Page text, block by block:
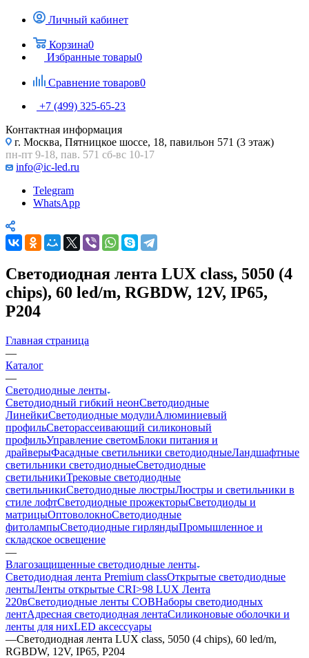
Личный кабинет
Корзина0
Избранные товары0
Сравнение товаров0
+7 (499) 325-65-23
Контактная информация
г. Москва, Пятницкое шоссе, 18, павильон 571 (3 этаж)
пн-пт 9-18, пав. 571 сб-вс 10-17
info@ic-led.ru
Telegram
WhatsApp
Светодиодная лента LUX class, 5050 (4
chips), 60 led/m, RGBDW, 12V, IP65,
P204
Главная страница
—
Каталог
—
Светодиодные ленты
Светодиодный гибкий неонСветодиодные
ЛинейкиСветодиодные модулиАлюминиевый
профильСветорассеивающий силиконовый
профильУправление светомБлоки питания и
драйверыФасадные светильники светодиодныеЛандшафтные
светильники светодиодныеСветодиодные
светильникиТрековые светодиодные
светильникиСветодиодные люстрыЛюстры и светильники в
стиле лофтСветодиодные прожекторыСветодиоды и
матрицыОптоволокноСветодиодные
фитолампыСветодиодные гирляндыПромышленное и
складское освещение
—
Влагозащищенные светодиодные ленты
Светодиодная лента Premium classОткрытые светодиодные
лентыЛенты открытые CRI>98 LUX Лента
220вСветодиодные ленты COBНаборы светодиодных
лентАдресная светодиодная лентаСиликоновые оболочки и
ленты для нихLED аксессуары
—Светодиодная лента LUX class, 5050 (4 chips), 60 led/m,
RGBDW, 12V, IP65, P204